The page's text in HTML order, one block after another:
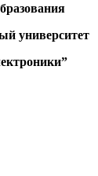
университет